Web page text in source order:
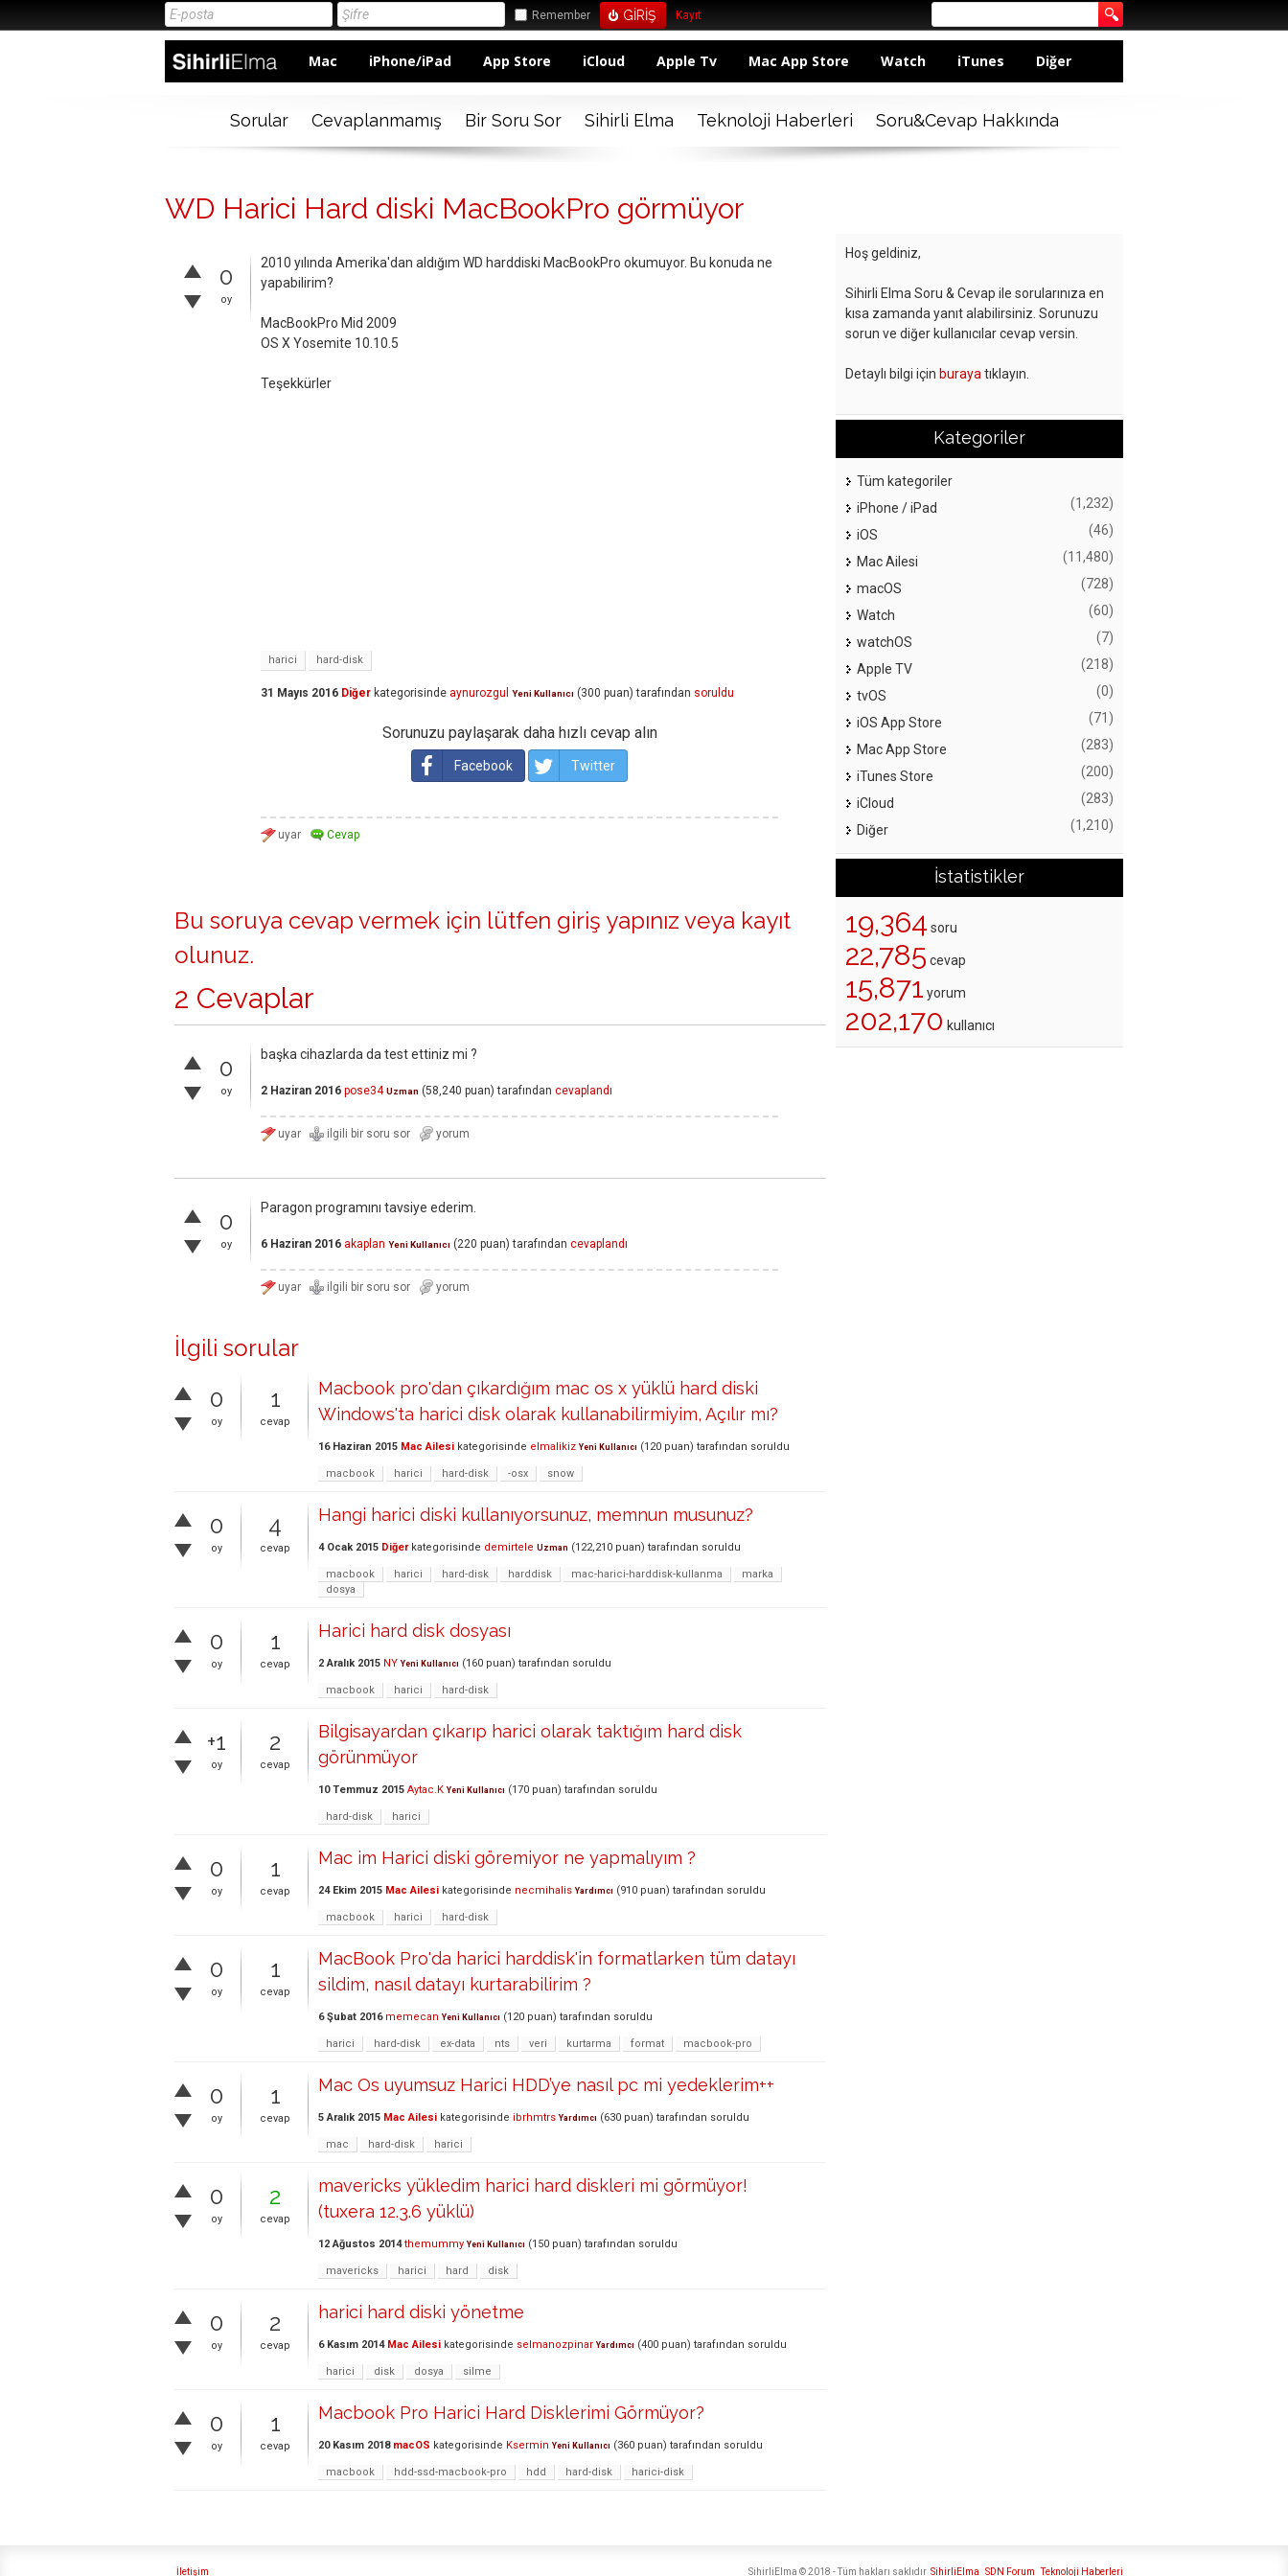
Remember Kayıt
Mac iPhone/iPad App Store iCloud Apple Tv Mac App Store Watch iTunes Diğer
Sorular Cevaplanmamış Bir Soru Sor Sihirli Elma Teknoloji Haberleri Soru&Cevap Hakkında
WD Harici Hard diski MacBookPro görmüyor
0
oy
2010 yılında Amerika'dan aldığım WD harddiski MacBookPro okumuyor. Bu konuda ne
yapabilirim?
MacBookPro Mid 2009
OS X Yosemite 10.10.5
Teşekkürler
harici hard-disk
31 Mayıs 2016 Diğer kategorisinde aynurozgul Yeni Kullanıcı (300 puan) tarafından soruldu
Sorunuzu paylaşarak daha hızlı cevap alın
Facebook Twitter
Bu soruya cevap vermek için lütfen giriş yapınız veya kayıt
olunuz.
2 Cevaplar
0
oy
başka cihazlarda da test ettiniz mi ?
2 Haziran 2016 pose34 Uzman (58,240 puan) tarafından cevaplandı
0
oy
Paragon programını tavsiye ederim.
6 Haziran 2016 akaplan Yeni Kullanıcı (220 puan) tarafından cevaplandı
İlgili sorular
0
oy
1
cevap
Macbook pro'dan çıkardığım mac os x yüklü hard diski
Windows'ta harici disk olarak kullanabilirmiyim, Açılır mı?
16 Haziran 2015 Mac Ailesi kategorisinde elmalikiz Yeni Kullanıcı (120 puan) tarafından soruldu
macbook harici hard-disk -osx snow
0
oy
4
cevap
Hangi harici diski kullanıyorsunuz, memnun musunuz?
4 Ocak 2015 Diğerkategorisinde demirtele Uzman (122,210 puan) tarafından soruldu
macbook harici hard-disk harddisk mac-harici-harddisk-kullanma
marka
dosya
0
oy
1
cevap
Harici hard disk dosyası
2 Aralık 2015 NY Yeni Kullanıcı (160 puan) tarafından soruldu
macbook harici hard-disk
+1
oy
2
cevap
Bilgisayardan çıkarıp harici olarak taktığım hard disk
görünmüyor
10 Temmuz 2015 Aytac.K Yeni Kullanıcı (170 puan) tarafından soruldu
hard-disk harici
0
oy
1
cevap
Mac im Harici diski göremiyor ne yapmalıyım ?
24 Ekim 2015 Mac Ailesi kategorisinde necmihalis Yardımcı (910 puan) tarafından soruldu
macbook harici hard-disk
0
oy
1
cevap
MacBook Pro'da harici harddisk'in formatlarken tüm datayı
sildim, nasıl datayı kurtarabilirim ?
6 Şubat 2016 memecan Yeni Kullanıcı (120 puan) tarafından soruldu
harici hard-disk ex-data nts veri kurtarma format macbook-pro
0
oy
1
cevap
Mac Os uyumsuz Harici HDD’ye nasıl pc mi yedeklerim++
5 Aralık 2015 Mac Ailesi kategorisinde ibrhmtrs Yardımcı (630 puan) tarafından soruldu
mac hard-disk harici
0
oy
2
cevap
mavericks yükledim harici hard diskleri mi görmüyor!
(tuxera 12.3.6 yüklü)
12 Ağustos 2014 themummy Yeni Kullanıcı (150 puan) tarafından soruldu
mavericks harici hard disk
0
oy
2
cevap
harici hard diski yönetme
6 Kasım 2014 Mac Ailesi kategorisinde selmanozpinar Yardımcı (400 puan) tarafından soruldu
harici disk dosya silme
0
oy
1
cevap
Macbook Pro Harici Hard Disklerimi Görmüyor?
20 Kasım 2018 macOS kategorisinde Ksermin Yeni Kullanıcı (360 puan) tarafından soruldu
macbook hdd-ssd-macbook-pro hdd hard-disk harici-disk
Hoş geldiniz,
Sihirli Elma Soru & Cevap ile sorularınıza en
kısa zamanda yanıt alabilirsiniz. Sorunuzu
sorun ve diğer kullanıcılar cevap versin.
Detaylı bilgi için buraya tıklayın.
Kategoriler
Tüm kategoriler
iPhone / iPad
(1,232)
iOS (46)
Mac Ailesi (11,480)
macOS (728)
Watch (60)
watchOS (7)
Apple TV (218)
tvOS (0)
iOS App Store (71)
Mac App Store (283)
iTunes Store (200)
iCloud (283)
Diğer (1,210)
İstatistikler
19,364 soru
22,785 cevap
15,871 yorum
202,170 kullanıcı
İletişim SihirliElma SDN Forum Teknoloji Haberleri
SihirliElma © 2018 - Tüm hakları saklıdır